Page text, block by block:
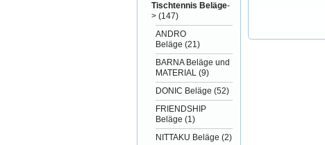
Tischtennis Beläge-
> (147)
ANDRO
Beläge (21)
BARNA Beläge und
MATERIAL (9)
DONIC Beläge (52)
FRIENDSHIP
Beläge (1)
NITTAKU Beläge (2)